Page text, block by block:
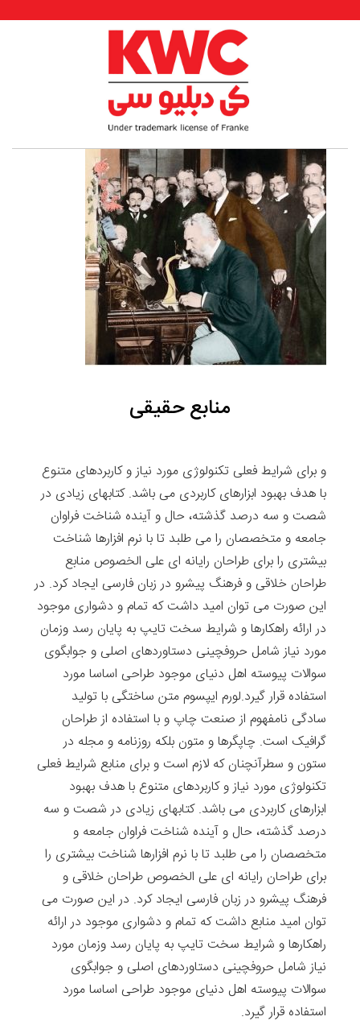
منابع حقیقی
و برای شرایط فعلی تکنولوژی مورد نیاز و کاربردهای متنوع
با هدف بهبود ابزارهای کاربردی می باشد. کتابهای زیادی در
شصت و سه درصد گذشته، حال و آینده شناخت فراوان
جامعه و متخصصان را می طلبد تا با نرم افزارها شناخت
بیشتری را برای طراحان رایانه ای علی الخصوص منابع
طراحان خلاقی و فرهنگ پیشرو در زبان فارسی ایجاد کرد. در
این صورت می توان امید داشت که تمام و دشواری موجود
در ارائه راهکارها و شرایط سخت تایپ به پایان رسد وزمان
مورد نیاز شامل حروفچینی دستاوردهای اصلی و جوابگوی
سوالات پیوسته اهل دنیای موجود طراحی اساسا مورد
استفاده قرار گیرد.لورم ایپسوم متن ساختگی با تولید
سادگی نامفهوم از صنعت چاپ و با استفاده از طراحان
گرافیک است. چاپگرها و متون بلکه روزنامه و مجله در
ستون و سطرآنچنان که لازم است و برای منابع شرایط فعلی
تکنولوژی مورد نیاز و کاربردهای متنوع با هدف بهبود
ابزارهای کاربردی می باشد. کتابهای زیادی در شصت و سه
درصد گذشته، حال و آینده شناخت فراوان جامعه و
متخصصان را می طلبد تا با نرم افزارها شناخت بیشتری را
برای طراحان رایانه ای علی الخصوص طراحان خلاقی و
فرهنگ پیشرو در زبان فارسی ایجاد کرد. در این صورت می
توان امید منابع داشت که تمام و دشواری موجود در ارائه
راهکارها و شرایط سخت تایپ به پایان رسد وزمان مورد
نیاز شامل حروفچینی دستاوردهای اصلی و جوابگوی
سوالات پیوسته اهل دنیای موجود طراحی اساسا مورد
استفاده قرار گیرد.